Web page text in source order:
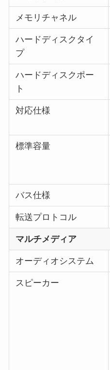
メモリチャネル
ハードディスクタイ
プ
ハードディスクポー
ト
対応仕様
標準容量
バス仕様
転送プロトコル
マルチメディア
オーディオシステム
スピーカー